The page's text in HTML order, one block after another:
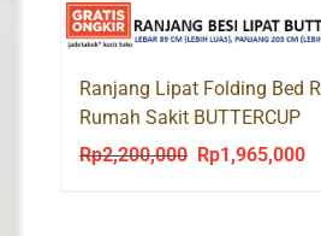
Ranjang Lipat Folding Bed
Rumah Sakit BUTTERCUP
Rp2,200,000
Original
Rp1,965,000